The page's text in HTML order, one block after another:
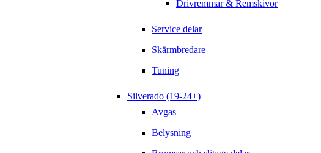
Drivremmar & Remskivor
Service delar
Skärmbredare
Tuning
Silverado (19-24+)
Avgas
Belysning